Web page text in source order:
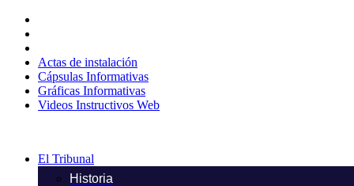
contenido
Actas de instalación
Cápsulas Informativas
Gráficas Informativas
Videos Instructivos Web
El Tribunal
Historia